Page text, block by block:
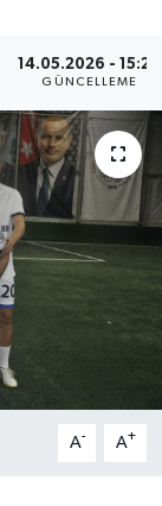
14.05.2026 - 15:28
GÜNCELLEME
A- A+